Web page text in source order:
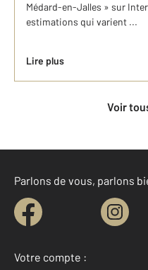
Médard-en-Jalles » sur
estimations qui varient ...
Lire plus
Voir
Parlons de vous, parlons
Votre compte :